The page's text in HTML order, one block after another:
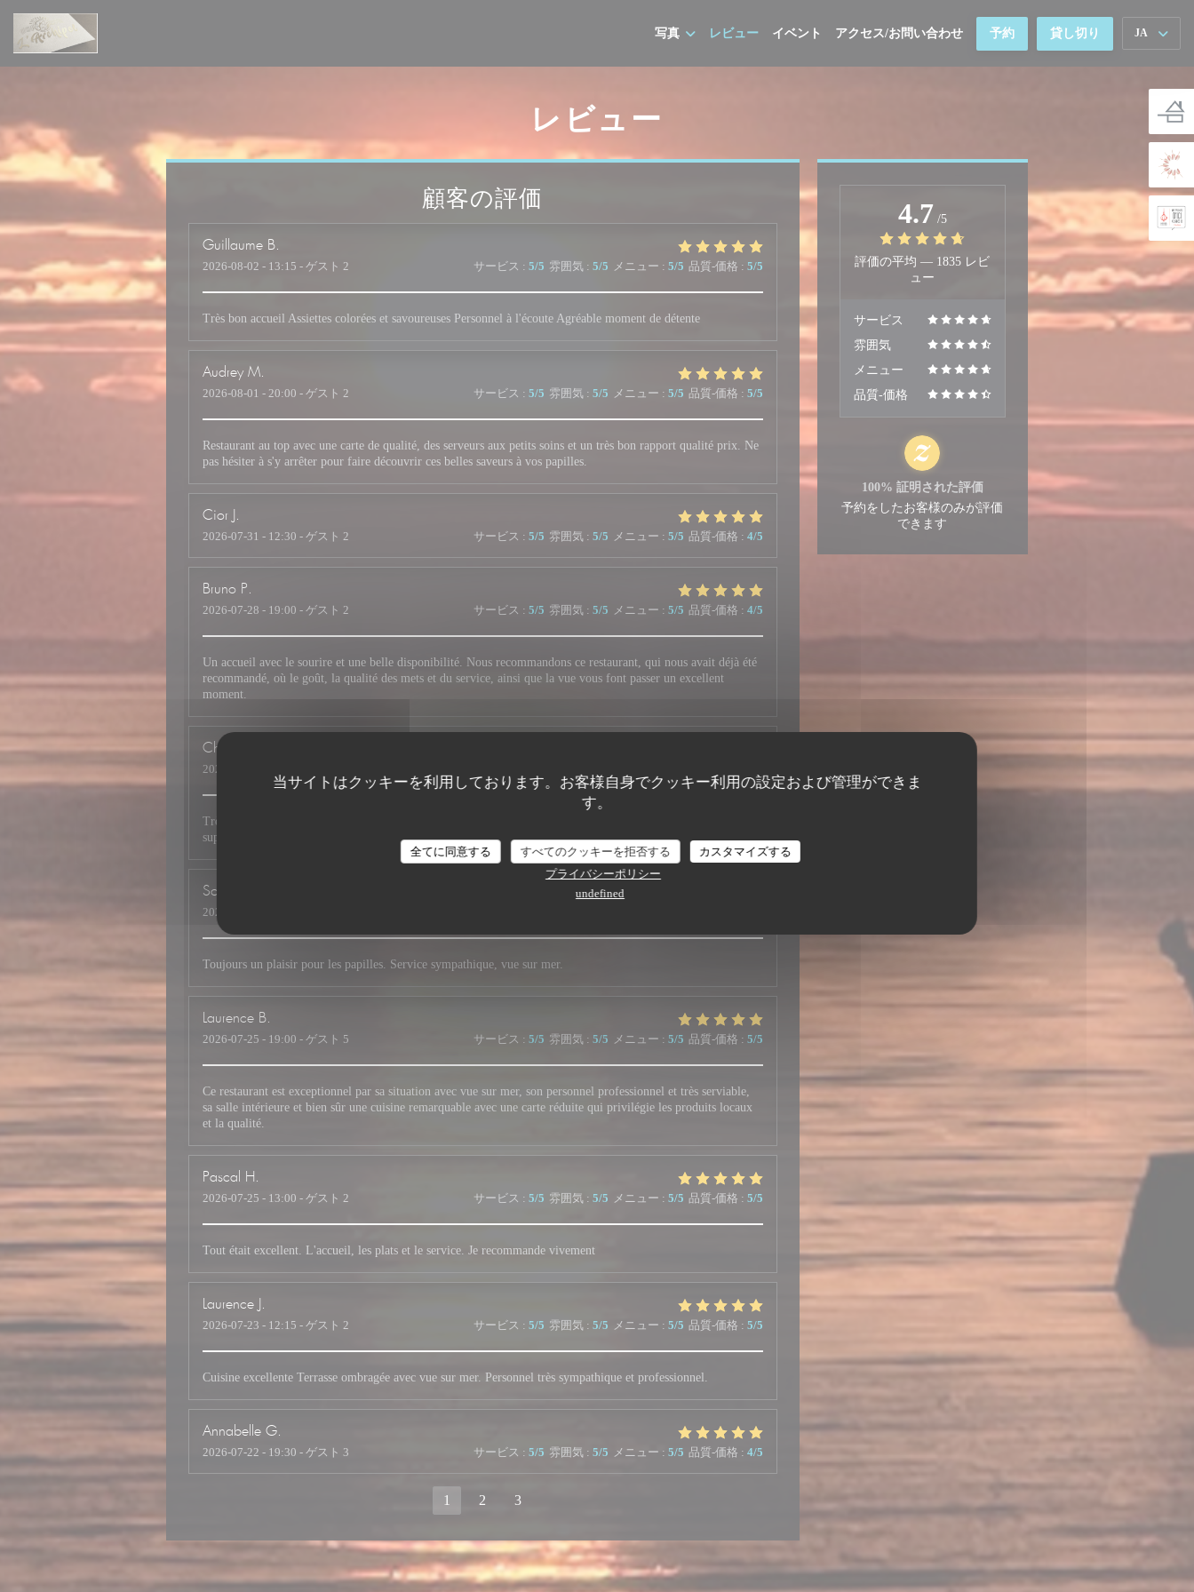
当サイトはクッキーを利用しております。お客様自身でクッキー利用の設定および管理ができま
す。
全てに同意する すべてのクッキーを拒否する
カスタマイズする
プライバシーポリシー
undefined
写真 レビュー イベント アクセス/お問い合わせ 予約 貸し切り JA
レビュー
顧客の評価
Guillaume B
2026-08-02 - 13:15 - ゲスト 2 サービス : 5/5 雰囲気: 5/5 メニュー : 5/5 品質-価格 : 5/5
Très bon accueil Assiettes colorées et savoureuses Personnel à l'écoute Agréable moment de détente
Audrey M
2026-08-01 - 20:00 - ゲスト 2 サービス : 5/5 雰囲気: 5/5 メニュー : 5/5 品質-価格 : 5/5
Restaurant au top avec une carte de qualité, des serveurs aux petits soins et un très bon rapport qualité prix. Ne
pas hésiter à s'y arrêter pour faire découvrir ces belles saveurs à vos papilles.
Cior
2026-07-31 - 12:30 - ゲスト 2 サービス : 5/5 雰囲気: 5/5 メニュー : 5/5 品質-価格 : 4/5
Bruno P
2026-07-28 - 19:00 - ゲスト 2 サービス : 5/5 雰囲気: 5/5 メニュー : 5/5 品質-価格 : 4/5
Un accueil avec le sourire et une belle disponibilité. Nous recommandons ce restaurant, qui nous avait déjà été
recommandé, où le goût, la qualité des mets et du service, ainsi que la vue vous font passer un excellent
moment.
Christian
2026-07-26
Très bonne cuisine exotique dans ce restaurant , belle présentation des plats et un personnel au top , agréable et
super sympathique . Je recommande sans hésiter .
Sophie
2026-07-26
Toujours un plaisir pour les papilles. Service sympathique, vue sur mer.
Laurence B
2026-07-25 - 19:00 - ゲスト 5 サービス : 5/5 雰囲気: 5/5 メニュー : 5/5 品質-価格 : 5/5
Ce restaurant est exceptionnel par sa situation avec vue sur mer, son personnel professionnel et très serviable,
sa salle intérieure et bien sûr une cuisine remarquable avec une carte réduite qui privilégie les produits locaux
et la qualité.
Pascal H
2026-07-25 - 13:00 - ゲスト 2 サービス : 5/5 雰囲気: 5/5 メニュー : 5/5 品質-価格 : 5/5
Tout était excellent. L'accueil, les plats et le service. Je recommande vivement
Laurence
2026-07-23 - 12:15 - ゲスト 2 サービス : 5/5 雰囲気: 5/5 メニュー : 5/5 品質-価格 : 5/5
Cuisine excellente Terrasse ombragée avec vue sur mer. Personnel très sympathique et professionnel.
Annabelle G
2026-07-22 - 19:30 - ゲスト 3 サービス : 5/5 雰囲気: 5/5 メニュー : 5/5 品質-価格 : 4/5
1 2 3
4.7 /5
評価の平均 — 1835 レビ
ュー
サービス
雰囲気
メニュー
品質-価格
100% 証明された評価
予約をしたお客様のみが評価
できます